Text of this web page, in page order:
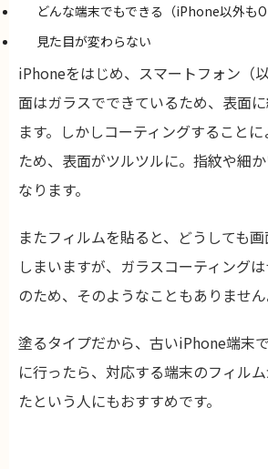
どんな端末でもできる（iPhone以外も
見た目が変わらない
iPhoneをはじめ、スマートフォン（
面はガラスでできているため、表面
ます。しかしコーティングすること
ため、表面がツルツルに。指紋や細
なります。
またフィルムを貼ると、どうしても
しまいますが、ガラスコーティング
のため、そのようなこともありません
塗るタイプだから、古いiPhone端末
に行ったら、対応する端末のフィル
たという人にもおすすめです。